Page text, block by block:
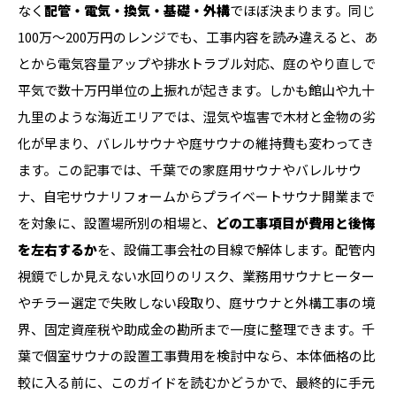
なく配管・電気・換気・基礎・外構でほぼ決まります。同じ
100万〜200万円のレンジでも、工事内容を読み違えると、あ
とから電気容量アップや排水トラブル対応、庭のやり直しで
平気で数十万円単位の上振れが起きます。しかも館山や九十
九里のような海近エリアでは、湿気や塩害で木材と金物の劣
化が早まり、バレルサウナや庭サウナの維持費も変わってき
ます。この記事では、千葉での家庭用サウナやバレルサウ
ナ、自宅サウナリフォームからプライベートサウナ開業まで
を対象に、設置場所別の相場と、 どの工事項目が費用と後悔
を左右するかを、設備工事会社の目線で解体します。配管内
視鏡でしか見えない水回りのリスク、業務用サウナヒーター
やチラー選定で失敗しない段取り、庭サウナと外構工事の境
界、固定資産税や助成金の勘所まで一度に整理できます。千
葉で個室サウナの設置工事費用を検討中なら、本体価格の比
較に入る前に、このガイドを読むかどうかで、最終的に手元